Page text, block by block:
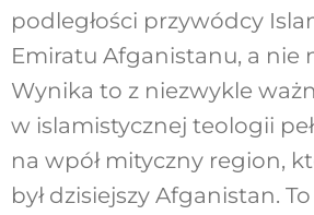
podległości przywódcy
Emiratu Afganistanu, a nie
Wynika to z niezwykle
w islamistycznej teologii
na wpół mityczny region,
był dzisiejszy Afganistan.